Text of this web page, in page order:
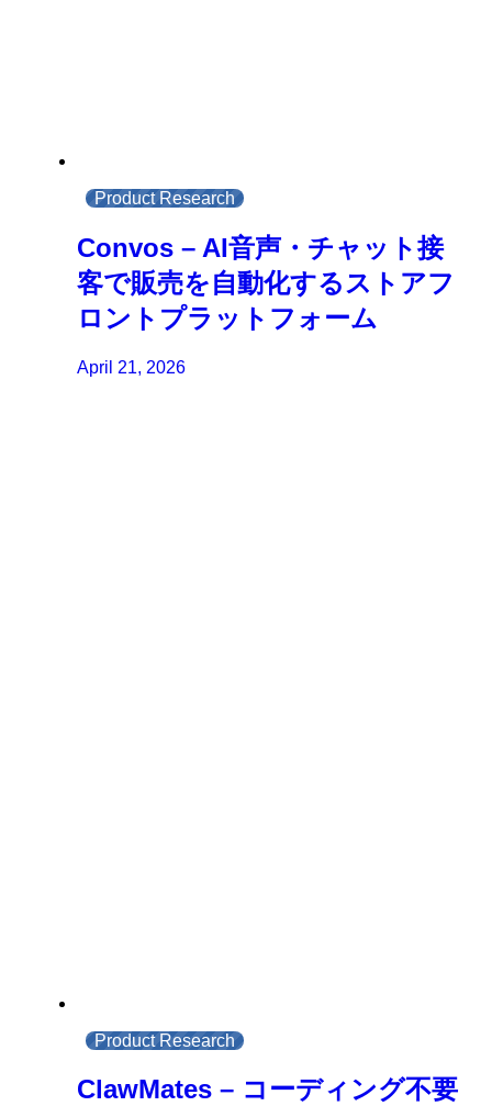
Product Research
Convos – AI音声・チャット接
客で販売を自動化するストアフ
ロントプラットフォーム
April 21, 2026
Product Research
ClawMates – コーディング不要